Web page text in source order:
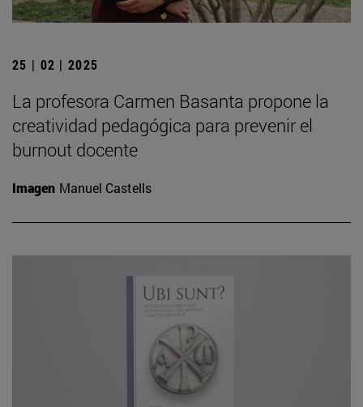
25 | 02 | 2025
La profesora Carmen Basanta propone la
creatividad pedagógica para prevenir el
burnout docente
Imagen Manuel Castells